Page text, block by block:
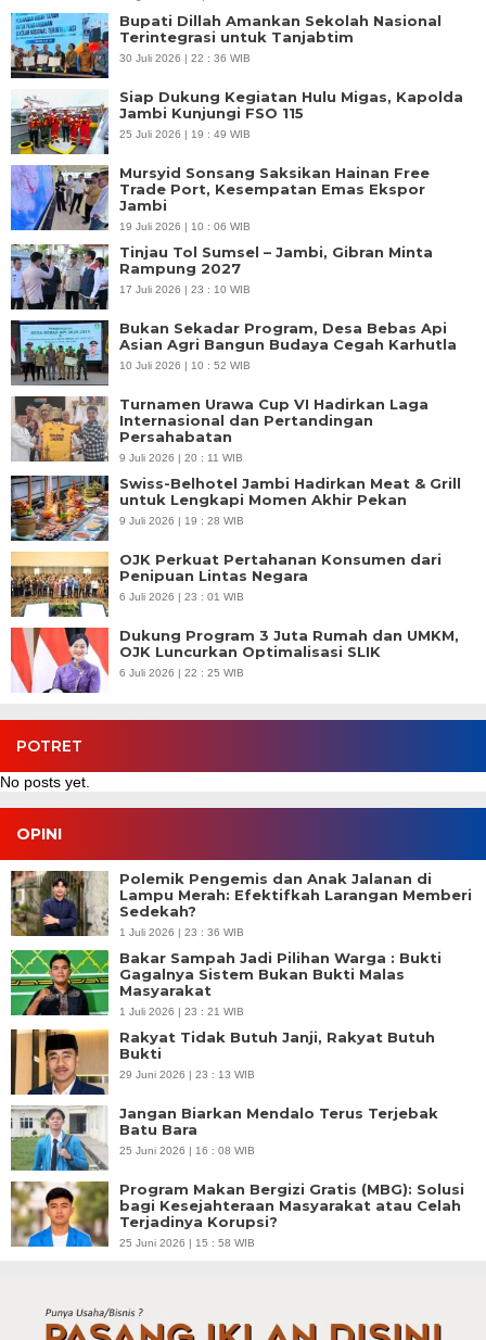
Bupati Dillah Amankan Sekolah Nasional
Terintegrasi untuk Tanjabtim
30 Juli 2026 | 22 : 36 WIB
Siap Dukung Kegiatan Hulu Migas, Kapolda
Jambi Kunjungi FSO 115
25 Juli 2026 | 19 : 49 WIB
Mursyid Sonsang Saksikan Hainan Free
Trade Port, Kesempatan Emas Ekspor
Jambi
19 Juli 2026 | 10 : 06 WIB
Tinjau Tol Sumsel – Jambi, Gibran Minta
Rampung 2027
17 Juli 2026 | 23 : 10 WIB
Bukan Sekadar Program, Desa Bebas Api
Asian Agri Bangun Budaya Cegah Karhutla
10 Juli 2026 | 10 : 52 WIB
Turnamen Urawa Cup VI Hadirkan Laga
Internasional dan Pertandingan
Persahabatan
9 Juli 2026 | 20 : 11 WIB
Swiss-Belhotel Jambi Hadirkan Meat & Grill
untuk Lengkapi Momen Akhir Pekan
9 Juli 2026 | 19 : 28 WIB
OJK Perkuat Pertahanan Konsumen dari
Penipuan Lintas Negara
6 Juli 2026 | 23 : 01 WIB
Dukung Program 3 Juta Rumah dan UMKM,
OJK Luncurkan Optimalisasi SLIK
6 Juli 2026 | 22 : 25 WIB
POTRET
No posts yet.
OPINI
Polemik Pengemis dan Anak Jalanan di
Lampu Merah: Efektifkah Larangan Memberi
Sedekah?
1 Juli 2026 | 23 : 36 WIB
Bakar Sampah Jadi Pilihan Warga : Bukti
Gagalnya Sistem Bukan Bukti Malas
Masyarakat
1 Juli 2026 | 23 : 21 WIB
Rakyat Tidak Butuh Janji, Rakyat Butuh
Bukti
29 Juni 2026 | 23 : 13 WIB
Jangan Biarkan Mendalo Terus Terjebak
Batu Bara
25 Juni 2026 | 16 : 08 WIB
Program Makan Bergizi Gratis (MBG): Solusi
bagi Kesejahteraan Masyarakat atau Celah
Terjadinya Korupsi?
25 Juni 2026 | 15 : 58 WIB